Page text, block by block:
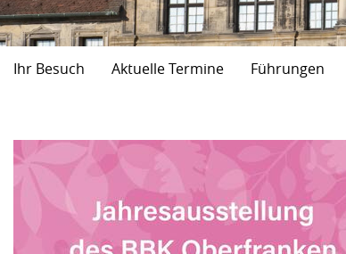
Ihr Besuch Aktuelle Termine Führungen